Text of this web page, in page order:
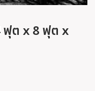
ฟุต x 8 ฟุต x